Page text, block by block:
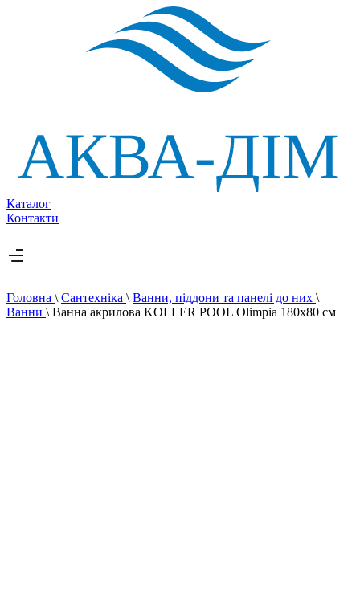
Каталог
Контакти
Головна \ Сантехніка \ Ванни, піддони та панелі до них \
Ванни \ Ванна акрилова KOLLER POOL Olimpia 180х80 см